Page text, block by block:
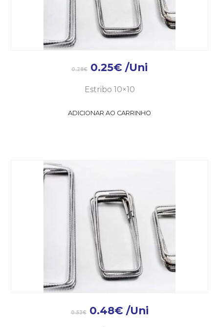
0.28€ 0.25€ /Uni
Estribo 10×10
ADICIONAR AO CARRINHO
0.53€ 0.48€ /Uni